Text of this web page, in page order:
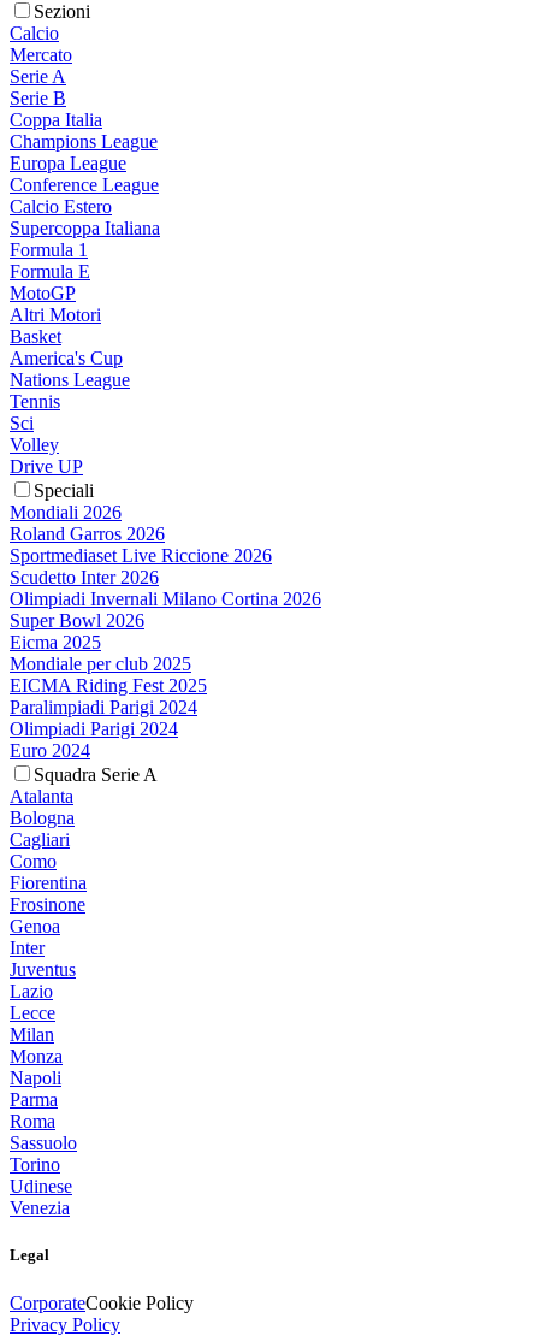
Sezioni
Calcio
Mercato
Serie A
Serie B
Coppa Italia
Champions League
Europa League
Conference League
Calcio Estero
Supercoppa Italiana
Formula 1
Formula E
MotoGP
Altri Motori
Basket
America's Cup
Nations League
Tennis
Sci
Volley
Drive UP
Speciali
Mondiali 2026
Roland Garros 2026
Sportmediaset Live Riccione 2026
Scudetto Inter 2026
Olimpiadi Invernali Milano Cortina 2026
Super Bowl 2026
Eicma 2025
Mondiale per club 2025
EICMA Riding Fest 2025
Paralimpiadi Parigi 2024
Olimpiadi Parigi 2024
Euro 2024
Squadra Serie A
Atalanta
Bologna
Cagliari
Como
Fiorentina
Frosinone
Genoa
Inter
Juventus
Lazio
Lecce
Milan
Monza
Napoli
Parma
Roma
Sassuolo
Torino
Udinese
Venezia
Legal
CorporateCookie Policy
Privacy Policy